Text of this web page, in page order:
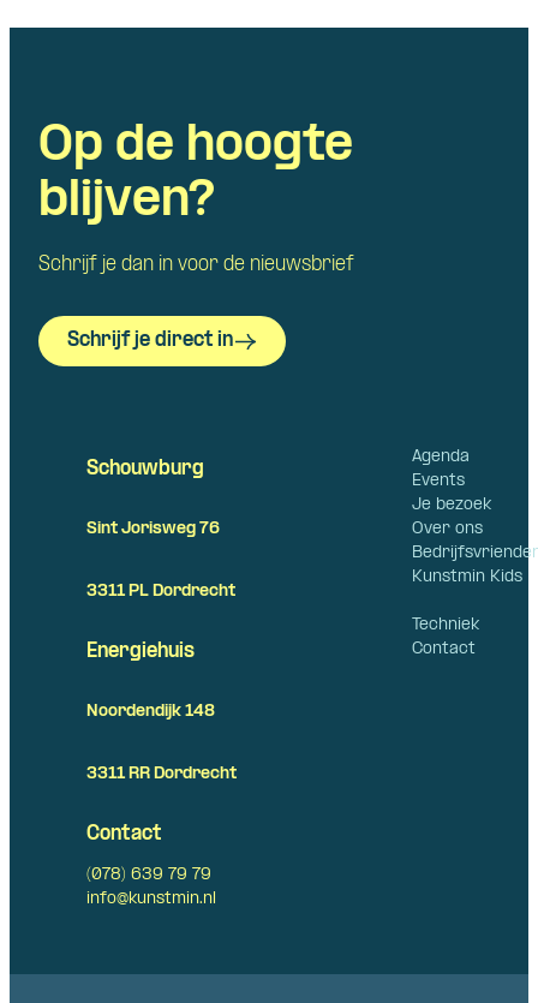
Op de hoogte
blijven?
Schrijf je dan in voor de nieuwsbrief
Schrijf je direct in
Agenda
Events
Je bezoek
Over ons
Kunstmin Kids
Techniek
Contact
Schouwburg
Sint Jorisweg 76
3311 PL Dordrecht
Energiehuis
Noordendijk 148
3311 RR Dordrecht
Contact
(078) 639 79 79
info@kunstmin.nl